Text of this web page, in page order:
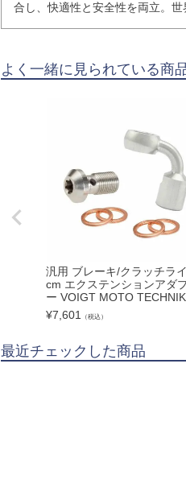
合し、快適性と安全性を両立。世
よく一緒に見られている商
汎用 ブレーキ/クラッチラ
cm エクステンションアダ
ー VOIGT MOTO TECHNIK
¥7,601 （税込）
最近チェックした商品